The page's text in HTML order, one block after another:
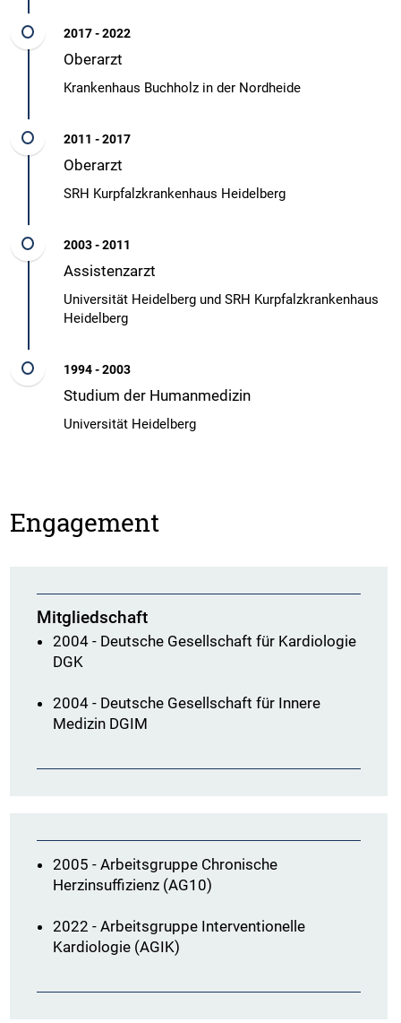
2017 - 2022
Oberarzt
Krankenhaus Buchholz in der Nordheide
2011 - 2017
Oberarzt
SRH Kurpfalzkrankenhaus Heidelberg
2003 - 2011
Assistenzarzt
Universität Heidelberg und SRH Kurpfalzkrankenhaus
Heidelberg
1994 - 2003
Studium der Humanmedizin
Universität Heidelberg
Engagement
Mitgliedschaft
2004 - Deutsche Gesellschaft für Kardiologie
DGK
2004 - Deutsche Gesellschaft für Innere
Medizin DGIM
2005 - Arbeitsgruppe Chronische
Herzinsuffizienz (AG10)
2022 - Arbeitsgruppe Interventionelle
Kardiologie (AGIK)